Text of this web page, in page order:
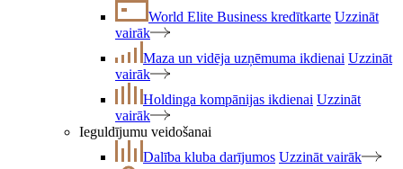
World Elite Business kredītkarte Uzzināt
vairāk
Maza un vidēja uzņēmuma ikdienai Uzzināt
vairāk
Holdinga kompānijas ikdienai Uzzināt
vairāk
Ieguldījumu veidošanai
Dalība kluba darījumos Uzzināt vairāk